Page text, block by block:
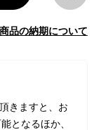
商品の納期について
きますと、お
となるほか、